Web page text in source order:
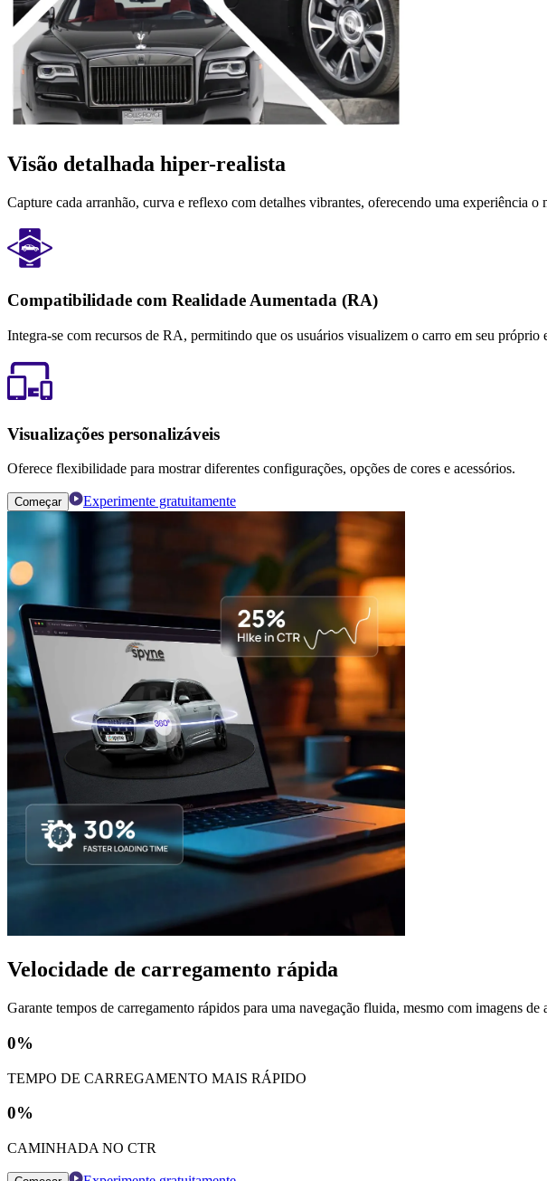
Visão detalhada hiper-realista
Capture cada arranhão, curva e reflexo com detalhes vibrantes, oferecendo uma experiência o
Compatibilidade com Realidade Aumentada (RA)
Integra-se com recursos de RA, permitindo que os usuários visualizem o carro em seu próprio
Visualizações personalizáveis
Oferece flexibilidade para mostrar diferentes configurações, opções de cores e acessórios.
Começar Experimente gratuitamente
Velocidade de carregamento rápida
Garante tempos de carregamento rápidos para uma navegação fluida, mesmo com imagens de
0%
TEMPO DE CARREGAMENTO MAIS RÁPIDO
0%
CAMINHADA NO CTR